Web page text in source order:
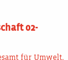
02-
für Umwelt,